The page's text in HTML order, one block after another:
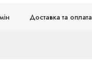
Доставка та оплата